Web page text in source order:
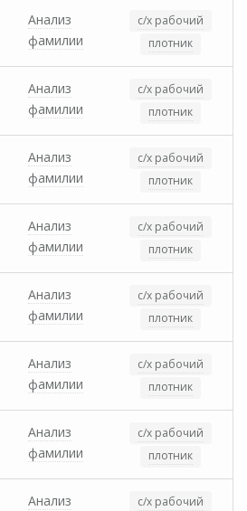
Анализ
фамилии
с/х рабочий
плотник
Анализ
фамилии
с/х рабочий
плотник
Анализ
фамилии
с/х рабочий
плотник
Анализ
фамилии
с/х рабочий
плотник
Анализ
фамилии
с/х рабочий
плотник
Анализ
фамилии
с/х рабочий
плотник
Анализ
фамилии
с/х рабочий
плотник
Анализ
с/х рабочий